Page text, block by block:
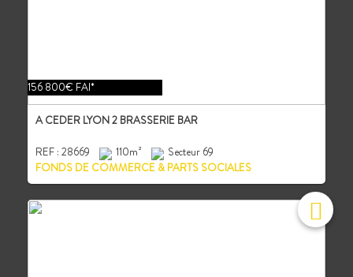
156 800€ FAI*
A CEDER LYON 2 BRASSERIE BAR
REF : 28669 110m²
Secteur 69
FONDS DE COMMERCE & PARTS SOCIALES